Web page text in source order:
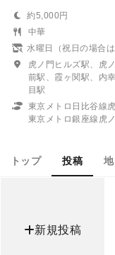
約5,000円
中華
水曜日（祝日の場合は
虎ノ門ヒルズ駅、虎
前駅、霞ヶ関駅、内
目駅
東京メトロ日比谷線
東京メトロ銀座線虎
トップ 投稿
新規投稿